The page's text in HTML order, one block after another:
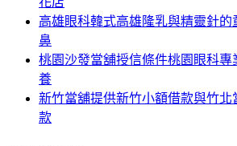
高雄眼科韓式高雄隆乳與精靈針
鼻
桃園沙發當舖授信條件桃園眼科專
養
新竹當舖提供新竹小額借款與竹北
款